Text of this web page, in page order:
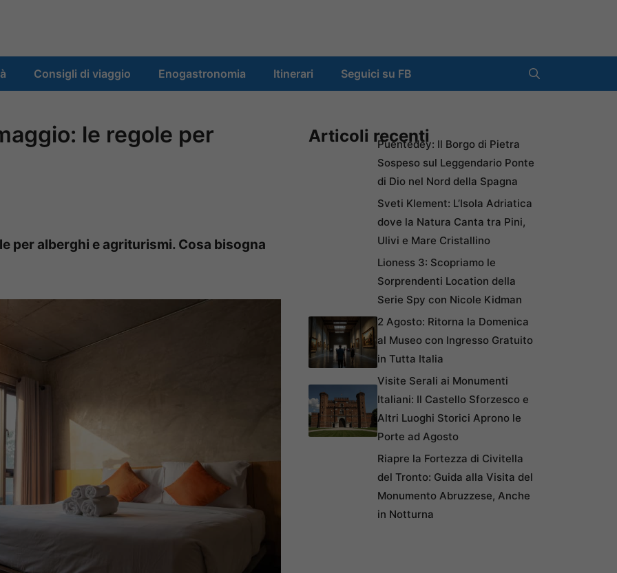
Consigli di viaggio Enogastronomia Itinerari Seguici su FB
le regole per
per alberghi e agriturismi. Cosa bisogna
Articoli recentiPuentedey: Il Borgo di Pietra
Sospeso sul Leggendario Ponte
di Dio nel Nord della Spagna
Sveti Klement: L’Isola Adriatica
dove la Natura Canta tra Pini,
Ulivi e Mare Cristallino
Lioness 3: Scopriamo le
Sorprendenti Location della
Serie Spy con Nicole Kidman
2 Agosto: Ritorna la Domenica
al Museo con Ingresso Gratuito
in Tutta Italia
Visite Serali ai Monumenti
Italiani: Il Castello Sforzesco e
Altri Luoghi Storici Aprono le
Porte ad Agosto
Riapre la Fortezza di Civitella
del Tronto: Guida alla Visita del
Monumento Abruzzese, Anche
in Notturna